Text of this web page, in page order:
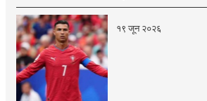
१९ जून २०२६